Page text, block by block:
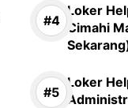
Loker
Cimahi
Loker